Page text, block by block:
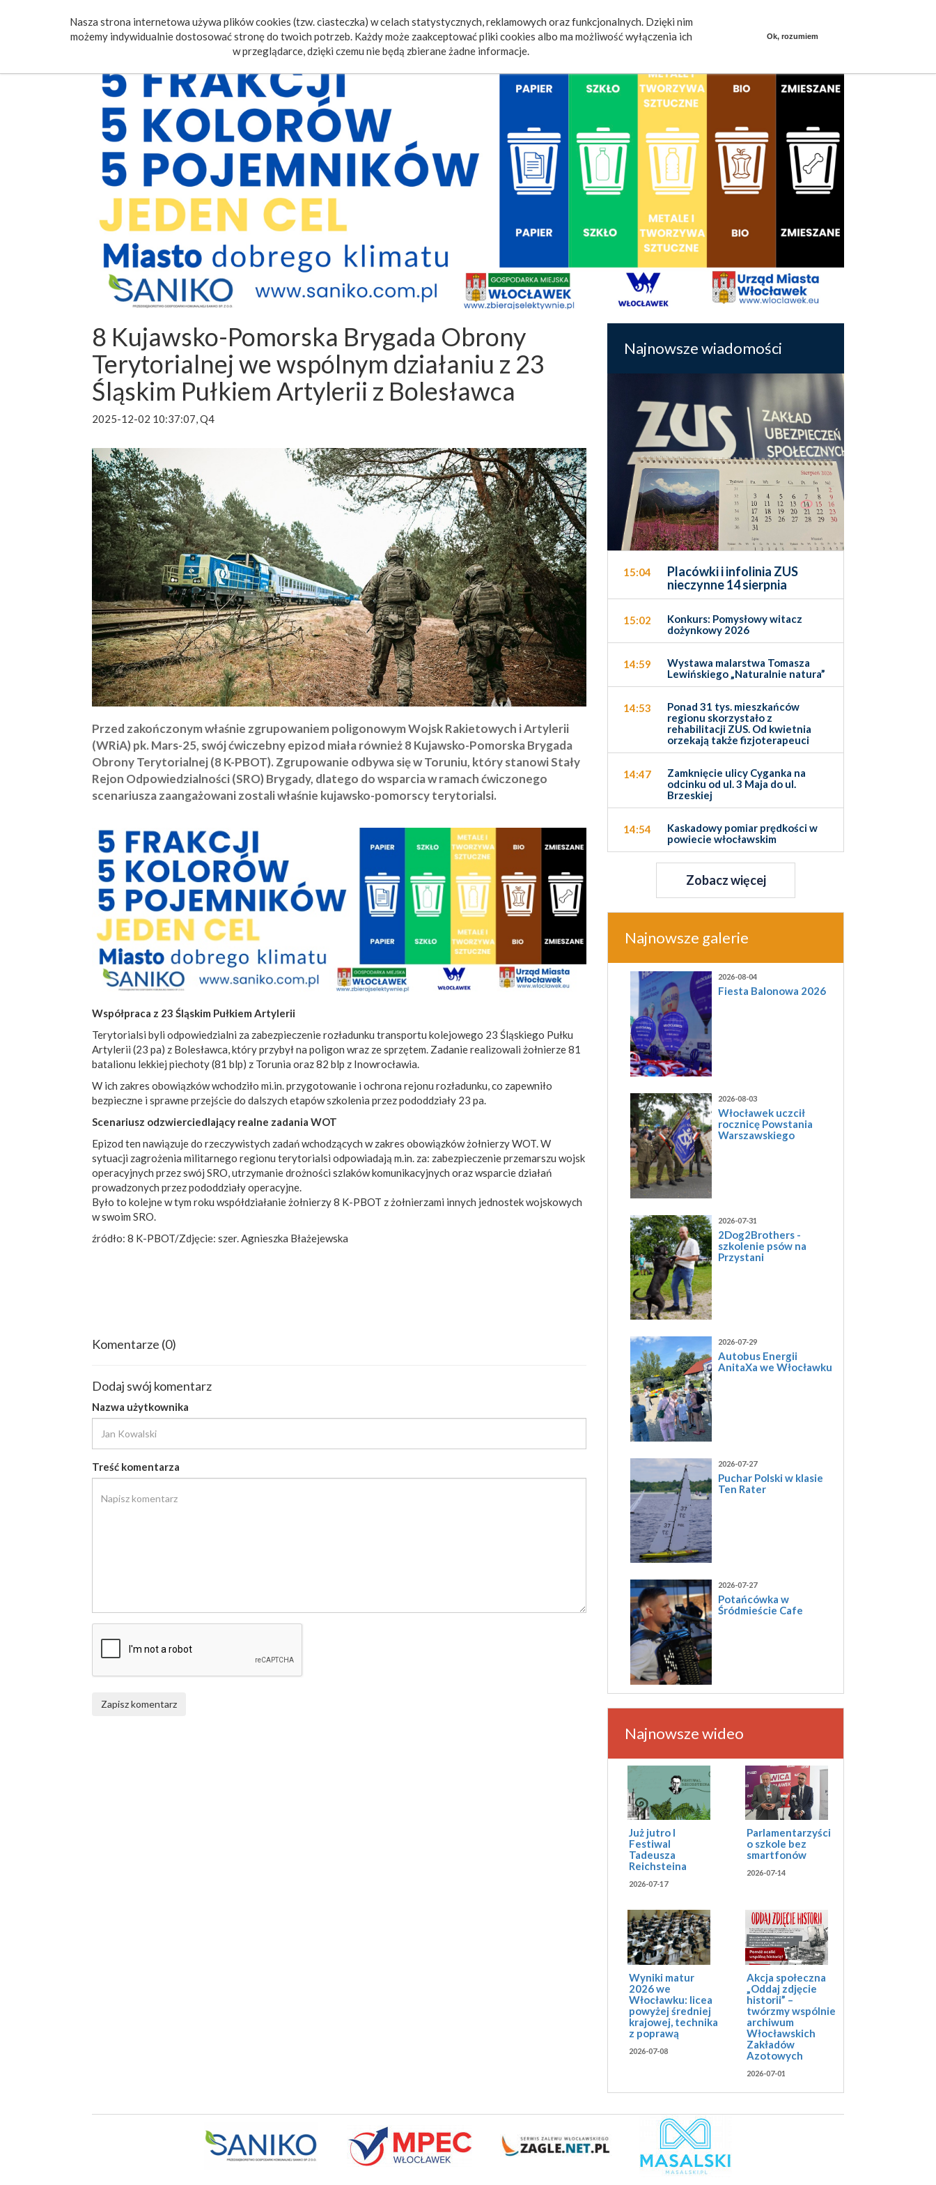
Nasza strona internetowa używa plików cookies (tzw. ciasteczka) w celach statystycznych, reklamowych oraz funkcjonalnych. Dzięki nim
możemy indywidualnie dostosować stronę do twoich potrzeb. Każdy może zaakceptować pliki cookies albo ma możliwość wyłączenia ich
w przeglądarce, dzięki czemu nie będą zbierane żadne informacje.
Ok, rozumiem
Poczta Wydarzenia Ogłoszenia Video Fotorelacje Mieszkańcy mówią
8 Kujawsko-Pomorska Brygada Obrony
Terytorialnej we wspólnym działaniu z 23
Śląskim Pułkiem Artylerii z Bolesławca
2025-12-02 10:37:07, Q4
Przed zakończonym właśnie zgrupowaniem poligonowym Wojsk Rakietowych i Artylerii
(WRiA) pk. Mars-25, swój ćwiczebny epizod miała również 8 Kujawsko-Pomorska Brygada
Obrony Terytorialnej (8 K-PBOT). Zgrupowanie odbywa się w Toruniu, który stanowi Stały
Rejon Odpowiedzialności (SRO) Brygady, dlatego do wsparcia w ramach ćwiczonego
scenariusza zaangażowani zostali właśnie kujawsko-pomorscy terytorialsi.
Współpraca z 23 Śląskim Pułkiem Artylerii
Terytorialsi byli odpowiedzialni za zabezpieczenie rozładunku transportu kolejowego 23 Śląskiego Pułku
Artylerii (23 pa) z Bolesławca, który przybył na poligon wraz ze sprzętem. Zadanie realizowali żołnierze 81
batalionu lekkiej piechoty (81 blp) z Torunia oraz 82 blp z Inowrocławia.
W ich zakres obowiązków wchodziło mi.in. przygotowanie i ochrona rejonu rozładunku, co zapewniło
bezpieczne i sprawne przejście do dalszych etapów szkolenia przez pododdziały 23 pa.
Scenariusz odzwierciedlający realne zadania WOT
Epizod ten nawiązuje do rzeczywistych zadań wchodzących w zakres obowiązków żołnierzy WOT. W
sytuacji zagrożenia militarnego regionu terytorialsi odpowiadają m.in. za: zabezpieczenie przemarszu wojsk
operacyjnych przez swój SRO, utrzymanie drożności szlaków komunikacyjnych oraz wsparcie działań
prowadzonych przez pododdziały operacyjne.
Było to kolejne w tym roku współdziałanie żołnierzy 8 K-PBOT z żołnierzami innych jednostek wojskowych
w swoim SRO.
źródło: 8 K-PBOT/Zdjęcie: szer. Agnieszka Błażejewska
Komentarze (0)
Dodaj swój komentarz
Nazwa użytkownika
Treść komentarza
Zapisz komentarz
Najnowsze wiadomości
15:04
Placówki i infolinia ZUS
nieczynne 14 sierpnia
15:02
Konkurs: Pomysłowy witacz
dożynkowy 2026
14:59
Wystawa malarstwa Tomasza
Lewińskiego „Naturalnie natura”
14:53
Ponad 31 tys. mieszkańców
regionu skorzystało z
rehabilitacji ZUS. Od kwietnia
orzekają także fizjoterapeuci
14:47
Zamknięcie ulicy Cyganka na
odcinku od ul. 3 Maja do ul.
Brzeskiej
14:54
Kaskadowy pomiar prędkości w
powiecie włocławskim
Zobacz więcej
Najnowsze galerie
2026-08-04
Fiesta Balonowa 2026
2026-08-03
Włocławek uczcił
rocznicę Powstania
Warszawskiego
2026-07-31
2Dog2Brothers -
szkolenie psów na
Przystani
2026-07-29
Autobus Energii
AnitaXa we Włocławku
2026-07-27
Puchar Polski w klasie
Ten Rater
2026-07-27
Potańcówka w
Śródmieście Cafe
Najnowsze wideo
Już jutro I
Festiwal
Tadeusza
Reichsteina
2026-07-17
Parlamentarzyści
o szkole bez
smartfonów
2026-07-14
Wyniki matur
2026 we
Włocławku: licea
powyżej średniej
krajowej, technika
z poprawą
2026-07-08
Akcja społeczna
„Oddaj zdjęcie
historii” –
twórzmy wspólnie
archiwum
Włocławskich
Zakładów
Azotowych
2026-07-01